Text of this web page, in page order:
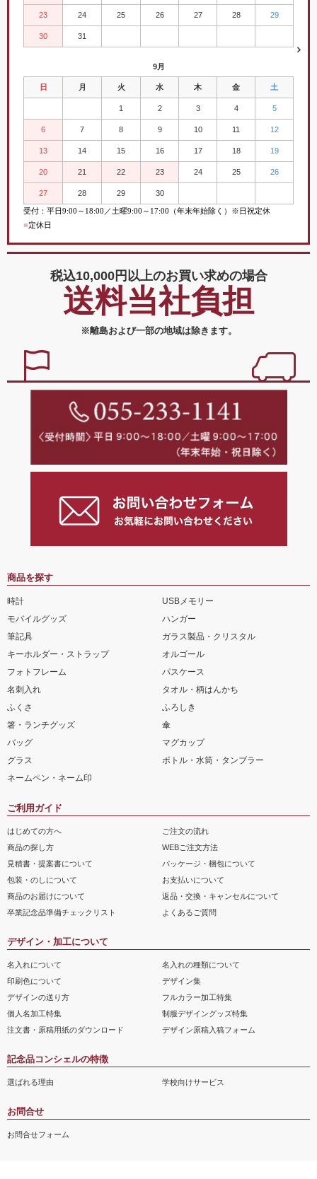
23 24 25 26 27 28 29
30 31
9月
日 月 火 水 木 金 土
1 2 3 4 5
6 7 8 9 10 11 12
13 14 15 16 17 18 19
20 21 22 23 24 25 26
27 28 29 30
受付：平日9:00 ～ 18:00／土曜9:00 ～ 17:00（年末年始除く）※日祝定休
■定休日
税込10,000円以上のお買い求めの場合
送料当社負担
※離島および一部の地域は除きます。
商品を探す
時計
USBメモリー
モバイルグッズ
ハンガー
筆記具
ガラス製品・クリスタル
キーホルダー・ストラップ
オルゴール
フォトフレーム
パスケース
名刺入れ
タオル・柄はんかち
ふくさ
ふろしき
箸・ランチグッズ
傘
バッグ
マグカップ
グラス
ボトル・水筒・タンブラー
ネームペン・ネーム印
ご利用ガイド
はじめての方へ
ご注文の流れ
商品の探し方
WEBご注文方法
見積書・提案書について
パッケージ・梱包について
包装・のしについて
お支払いについて
商品のお届けについて
返品・交換・キャンセルについて
卒業記念品準備チェックリスト
よくあるご質問
デザイン・加工について
名入れについて
名入れの種類について
印刷色について
デザイン集
デザインの送り方
フルカラー加工特集
個人名加工特集
制服デザイングッズ特集
注文書・原稿用紙のダウンロード
デザイン原稿入稿フォーム
記念品コンシェルの特徴
選ばれる理由 学校向けサービス
お問合せ
お問合せフォーム